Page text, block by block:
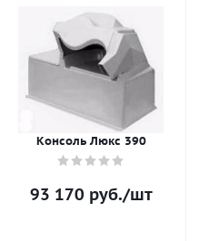
Консоль Люкс 390
93 170 руб./шт